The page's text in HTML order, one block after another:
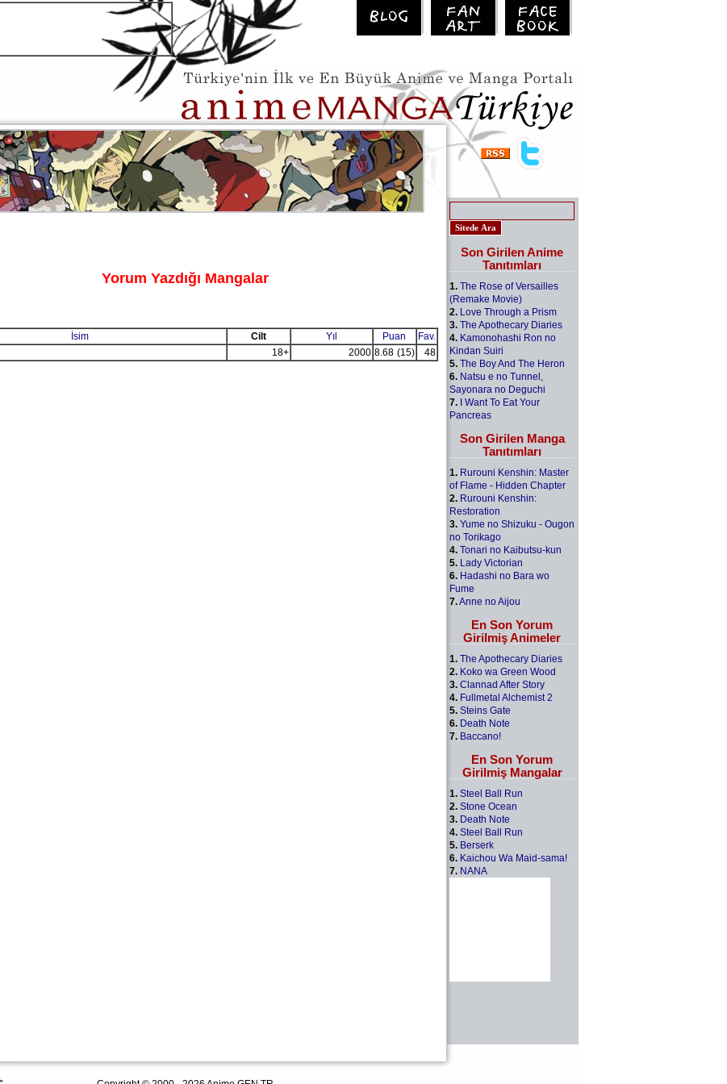
Yorum Yazdığı Mangalar
İsim Cilt Yıl Puan
Fav.
18+ 2000 8.68 (15) 48
Son Girilen Anime
Tanıtımları
1. The Rose of Versailles
(Remake Movie)
2. Love Through a Prism
3. The Apothecary Diaries
4. Kamonohashi Ron no
Kindan Suiri
5. The Boy And The Heron
6. Natsu e no Tunnel,
Sayonara no Deguchi
7. I Want To Eat Your
Pancreas
Son Girilen Manga
Tanıtımları
1. Rurouni Kenshin: Master
of Flame - Hidden Chapter
2. Rurouni Kenshin:
Restoration
3. Yume no Shizuku - Ougon
no Torikago
4. Tonari no Kaibutsu-kun
5. Lady Victorian
6. Hadashi no Bara wo
Fume
7.Anne no Aijou
En Son Yorum
Girilmiş Animeler
1. The Apothecary Diaries
2. Koko wa Green Wood
3. Clannad After Story
4. Fullmetal Alchemist 2
5. Steins Gate
6. Death Note
7. Baccano!
En Son Yorum
Girilmiş Mangalar
1. Steel Ball Run
2. Stone Ocean
3. Death Note
4. Steel Ball Run
5. Berserk
6. Kaichou Wa Maid-sama!
7. NANA